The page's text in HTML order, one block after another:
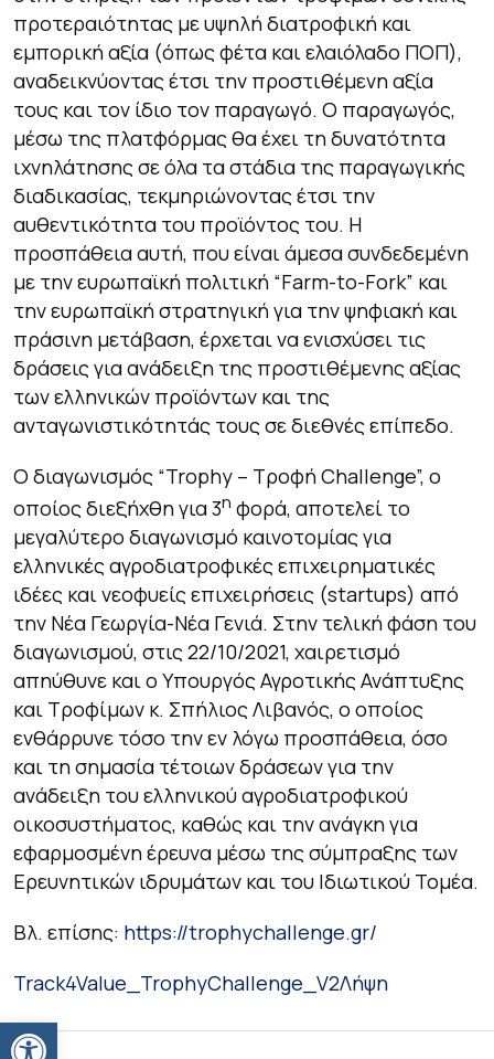
Ανοίξτε τη γραμμή εργαλείων
προτεραιότητας με υψηλή διατροφική και
εμπορική αξία (όπως φέτα και ελαιόλαδο ΠΟΠ),
αναδεικνύοντας έτσι την προστιθέμενη αξία
τους και τον ίδιο τον παραγωγό. Ο παραγωγός,
μέσω της πλατφόρμας θα έχει τη δυνατότητα
ιχνηλάτησης σε όλα τα στάδια της παραγωγικής
διαδικασίας, τεκμηριώνοντας έτσι την
αυθεντικότητα του προϊόντος του. Η
προσπάθεια αυτή, που είναι άμεσα συνδεδεμένη
με την ευρωπαϊκή πολιτική “Farm-to-Fork” και
την ευρωπαϊκή στρατηγική για την ψηφιακή και
πράσινη μετάβαση, έρχεται να ενισχύσει τις
δράσεις για ανάδειξη της προστιθέμενης αξίας
των ελληνικών προϊόντων και της
ανταγωνιστικότητάς τους σε διεθνές επίπεδο.
Ο διαγωνισμός “Trophy – Τροφή Challenge”, ο
οποίος διεξήχθη για 3η φορά, αποτελεί το
μεγαλύτερο διαγωνισμό καινοτομίας για
ελληνικές αγροδιατροφικές επιχειρηματικές
ιδέες και νεοφυείς επιχειρήσεις (startups) από
την Νέα Γεωργία-Νέα Γενιά. Στην τελική φάση του
διαγωνισμού, στις 22/10/2021, χαιρετισμό
απηύθυνε και ο Υπουργός Αγροτικής Ανάπτυξης
και Τροφίμων κ. Σπήλιος Λιβανός, ο οποίος
ενθάρρυνε τόσο την εν λόγω προσπάθεια, όσο
και τη σημασία τέτοιων δράσεων για την
ανάδειξη του ελληνικού αγροδιατροφικού
οικοσυστήματος, καθώς και την ανάγκη για
εφαρμοσμένη έρευνα μέσω της σύμπραξης των
Ερευνητικών ιδρυμάτων και του Ιδιωτικού Τομέα.
Βλ. επίσης: https://trophychallenge.gr/
Track4Value_TrophyChallenge_V2Λήψη